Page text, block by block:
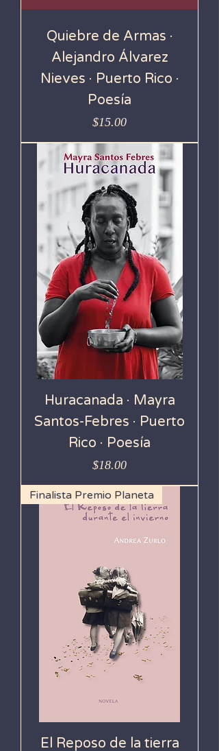
Quiebre de Armas ·
Alejandro Álvarez
Nieves · Puerto Rico ·
Poesía
Precio
$15.00
Huracanada · Mayra
Santos-Febres · Puerto
Rico · Poesía
Precio
$18.00
Finalista Premio Planeta
El Reposo de la tierra